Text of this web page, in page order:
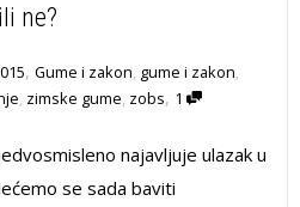
ne?
, Gume i zakon, gume i zakon,
, zimske gume, zobs, 1
najavljuje ulazak u
se sada baviti